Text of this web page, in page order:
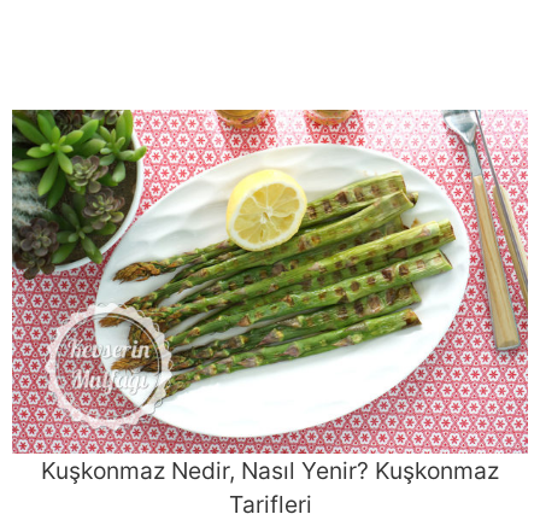
Kuşkonmaz Nedir, Nasıl Yenir? Kuşkonmaz
Tarifleri